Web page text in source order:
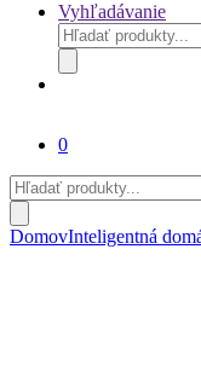
Vyhľadávanie
Products
search
0
Products
search
DomovInteligentná